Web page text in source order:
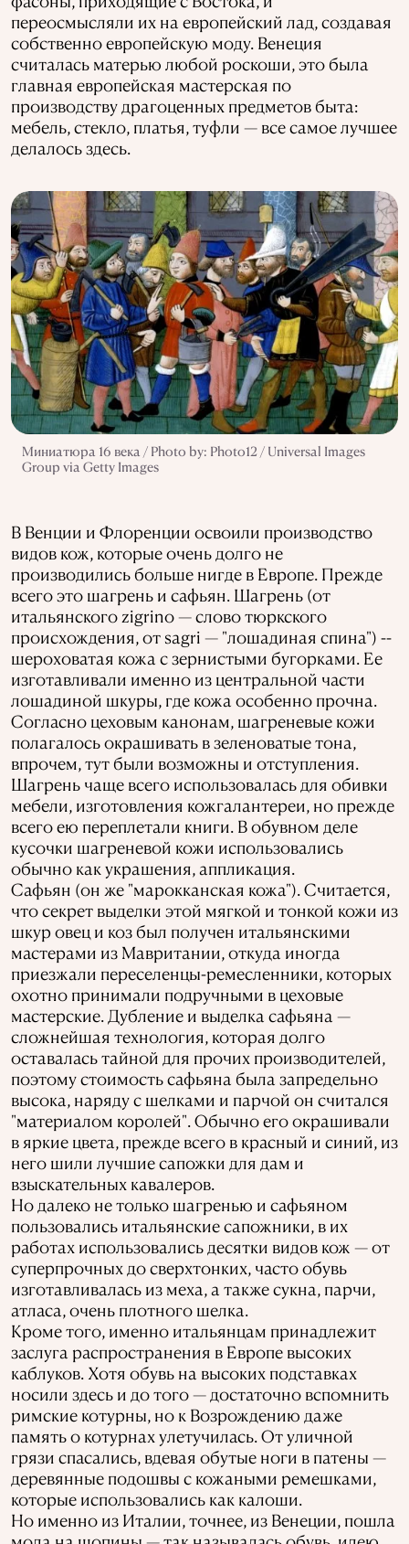
переосмысляли их на европейский лад, создавая
собственно европейскую моду. Венеция
считалась матерью любой роскоши, это была
главная европейская мастерская по
производству драгоценных предметов быта:
мебель, стекло, платья, туфли — все самое лучшее
делалось здесь.
Миниатюра 16 века / Photo by: Photo12 / Universal Images
Group via Getty Images
В Венции и Флоренции освоили производство
видов кож, которые очень долго не
производились больше нигде в Европе. Прежде
всего это шагрень и сафьян. Шагрень (от
итальянского zigrino — слово тюркского
происхождения, от sagri — "лошадиная спина") --
шероховатая кожа с зернистыми бугорками. Ее
изготавливали именно из центральной части
лошадиной шкуры, где кожа особенно прочна.
Согласно цеховым канонам, шагреневые кожи
полагалось окрашивать в зеленоватые тона,
впрочем, тут были возможны и отступления.
Шагрень чаще всего использовалась для обивки
мебели, изготовления кожгалантереи, но прежде
всего ею переплетали книги. В обувном деле
кусочки шагреневой кожи использовались
обычно как украшения, аппликация.
Сафьян (он же "марокканская кожа"). Считается,
что секрет выделки этой мягкой и тонкой кожи из
шкур овец и коз был получен итальянскими
мастерами из Мавритании, откуда иногда
приезжали переселенцы-ремесленники, которых
охотно принимали подручными в цеховые
мастерские. Дубление и выделка сафьяна —
сложнейшая технология, которая долго
оставалась тайной для прочих производителей,
поэтому стоимость сафьяна была запредельно
высока, наряду с шелками и парчой он считался
"материалом королей". Обычно его окрашивали
в яркие цвета, прежде всего в красный и синий, из
него шили лучшие сапожки для дам и
взыскательных кавалеров.
Но далеко не только шагренью и сафьяном
пользовались итальянские сапожники, в их
работах использовались десятки видов кож — от
суперпрочных до сверхтонких, часто обувь
изготавливалась из меха, а также сукна, парчи,
атласа, очень плотного шелка.
Кроме того, именно итальянцам принадлежит
заслуга распространения в Европе высоких
каблуков. Хотя обувь на высоких подставках
носили здесь и до того — достаточно вспомнить
римские котурны, но к Возрождению даже
память о котурнах улетучилась. От уличной
грязи спасались, вдевая обутые ноги в патены —
деревянные подошвы с кожаными ремешками,
которые использовались как калоши.
Но именно из Италии, точнее, из Венеции, пошла